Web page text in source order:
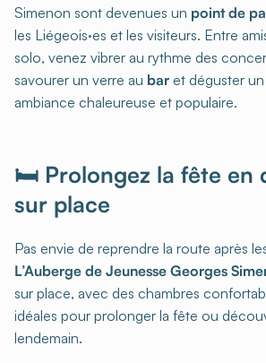
Simenon sont devenues un point de
les Liégeois·es et les visiteurs. Entre
solo, venez vibrer au rythme des
savourer un verre au bar et déguster
ambiance chaleureuse et populaire.
🛏 Prolongez la fête en
sur place
Pas envie de reprendre la route après
L’Auberge de Jeunesse Georges
sur place, avec des chambres
idéales pour prolonger la fête ou
lendemain.